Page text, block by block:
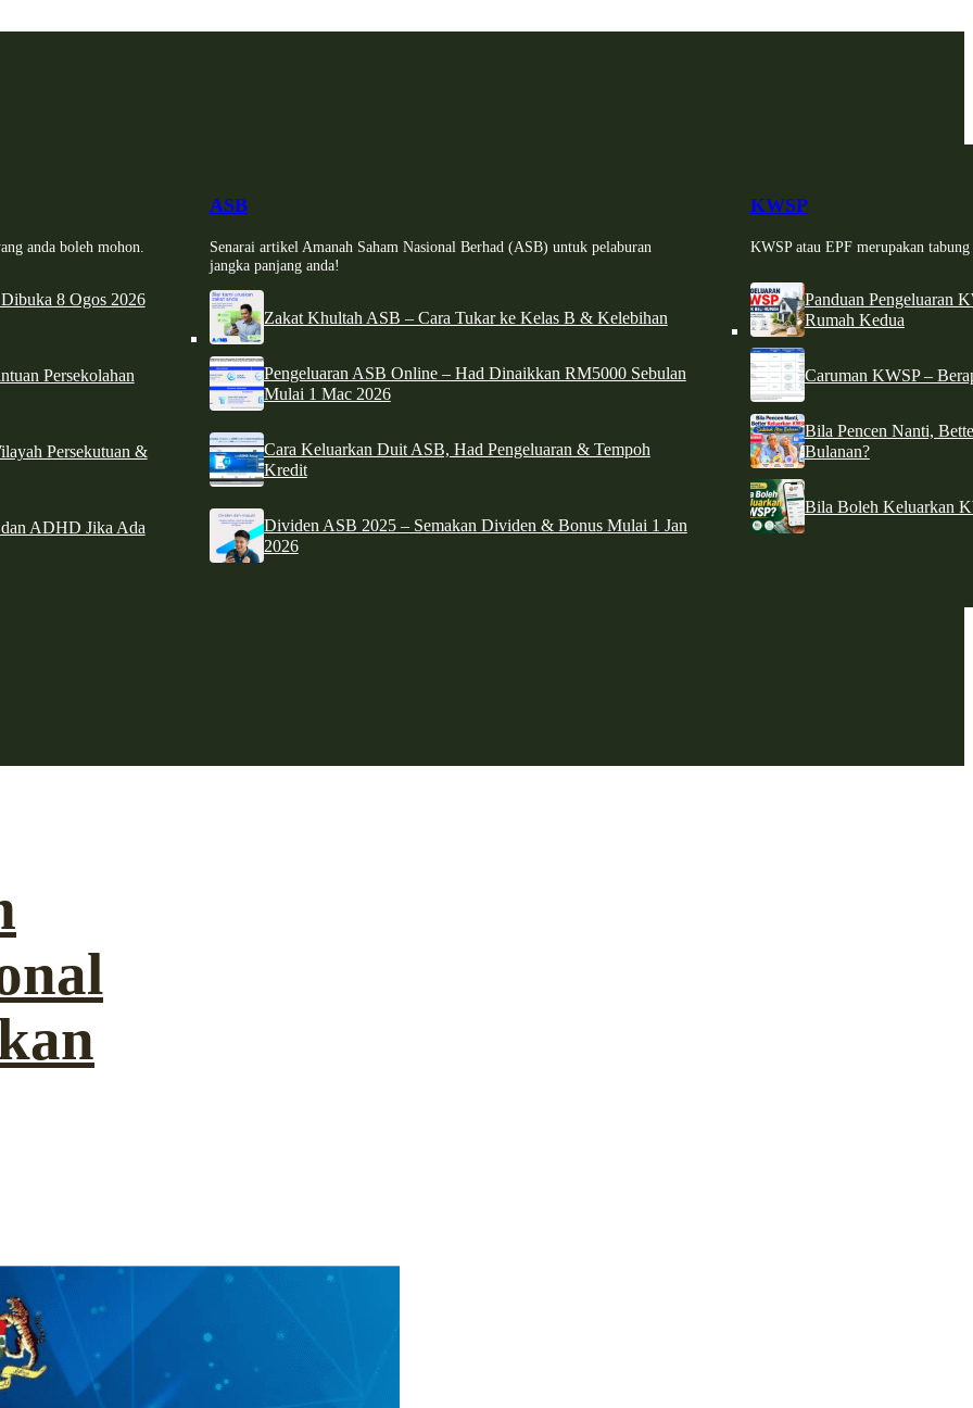
anda boleh mohon.
8 Ogos 2026
Persekolahan
Persekutuan &
ADHD Jika Ada
ASB
Senarai artikel Amanah Saham Nasional Berhad (ASB) untuk pelaburan
jangka panjang anda!
Zakat Khultah ASB – Cara Tukar ke Kelas B & Kelebihan
Pengeluaran ASB Online – Had Dinaikkan RM5000 Sebulan
Mulai 1 Mac 2026
Cara Keluarkan Duit ASB, Had Pengeluaran & Tempoh
Kredit
Dividen ASB 2025 – Semakan Dividen & Bonus Mulai 1 Jan
2026
KWSP
KWSP atau EPF merupakan
Panduan Pengeluaran
Rumah Kedua
Caruman KWSP –
Bila Pencen Nanti,
Bulanan?
Bila Boleh Keluarkan